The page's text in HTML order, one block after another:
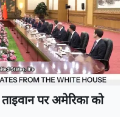
पर अमेरिका को